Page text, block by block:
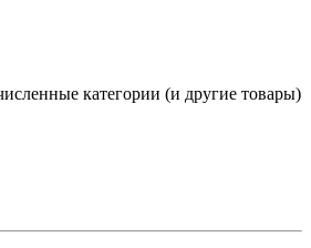
категории (и другие товары)